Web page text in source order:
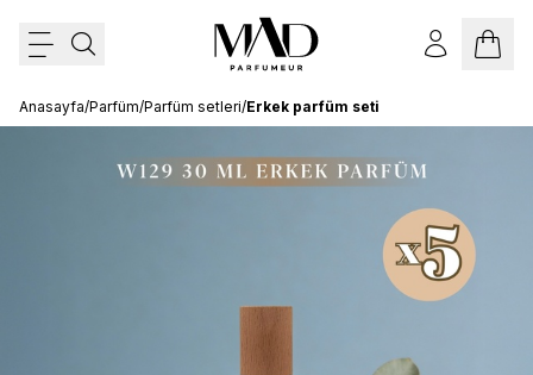
Anasayfa/Parfüm/Parfüm setleri/Erkek parfüm seti